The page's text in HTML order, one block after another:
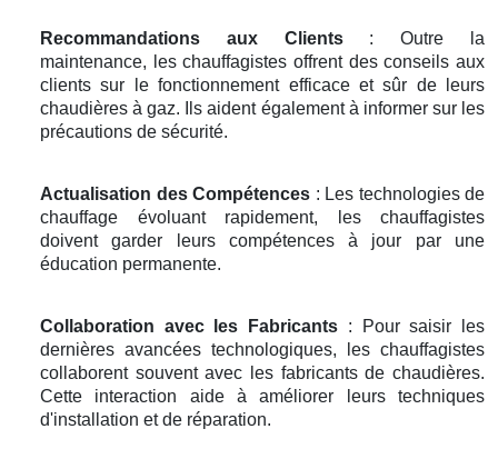
Recommandations aux Clients: Outre la
maintenance, les chauffagistes offrent des conseils aux
clients sur le fonctionnement efficace et sûr de leurs
chaudières à gaz. Ils aident également à informer sur les
précautions de sécurité.
Actualisation des Compétences : Les technologies de
chauffage évoluant rapidement, les chauffagistes
doivent garder leurs compétences à jour par une
éducation permanente.
Collaboration avec les Fabricants : Pour saisir les
dernières avancées technologiques, les chauffagistes
collaborent souvent avec les fabricants de chaudières.
Cette interaction aide à améliorer leurs techniques
d'installation et de réparation.